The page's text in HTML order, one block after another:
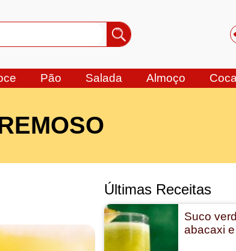
Pão Salada Almoço
Últimas Receitas
Suco
abacaxi